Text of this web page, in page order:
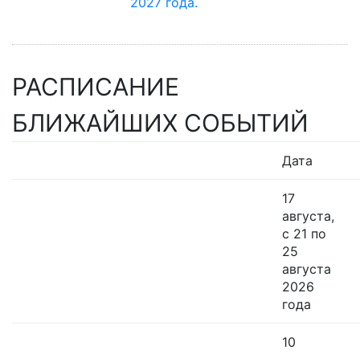
РАСПИСАНИЕ
БЛИЖАЙШИХ СОБЫТИЙ
Дата
17
августа,
с 21 по
25
августа
2026
года
10